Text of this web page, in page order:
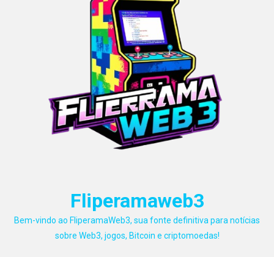
Fliperamaweb3
Bem-vindo ao FliperamaWeb3, sua fonte definitiva para notícias
sobre Web3, jogos, Bitcoin e criptomoedas!